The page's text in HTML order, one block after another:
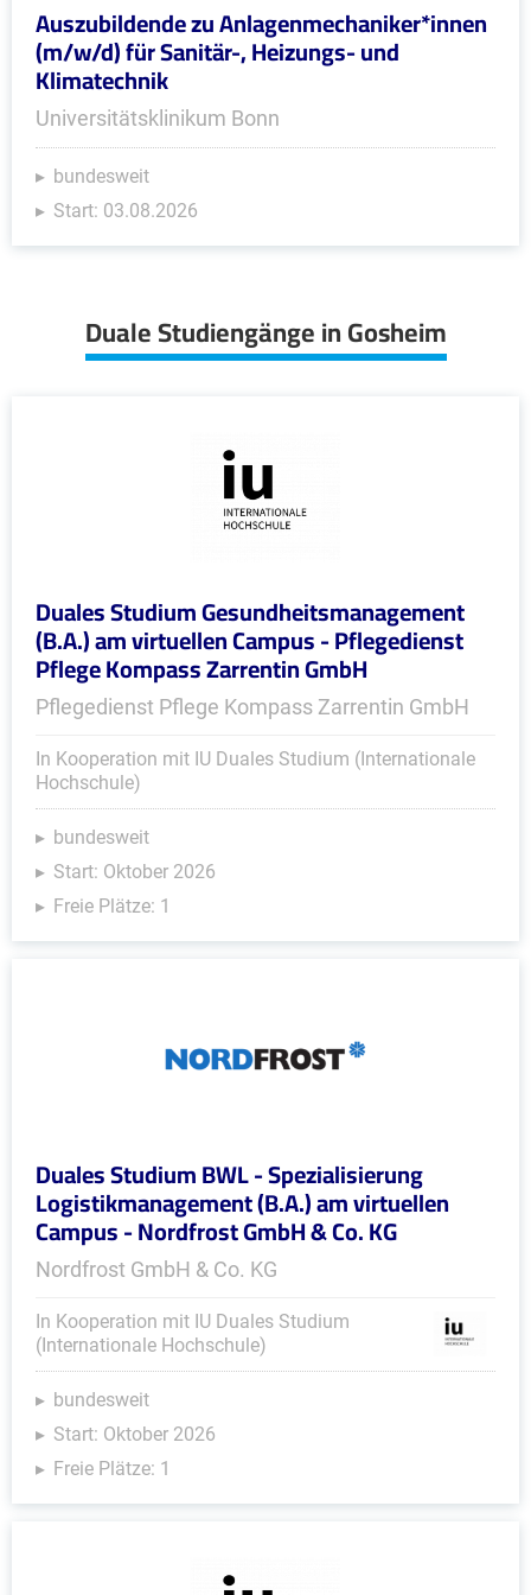
Auszubildende zu Anlagenmechaniker*innen
(m/w/d) für Sanitär-, Heizungs- und
Klimatechnik
Universitätsklinikum Bonn
bundesweit
Start: 03.08.2026
Duale Studiengänge in Gosheim
Duales Studium Gesundheitsmanagement
(B.A.) am virtuellen Campus - Pflegedienst
Pflege Kompass Zarrentin GmbH
Pflegedienst Pflege Kompass Zarrentin GmbH
In Kooperation mit IU Duales Studium (Internationale
Hochschule)
bundesweit
Start: Oktober 2026
Freie Plätze: 1
Duales Studium BWL - Spezialisierung
Logistikmanagement (B.A.) am virtuellen
Campus - Nordfrost GmbH & Co. KG
Nordfrost GmbH & Co. KG
In Kooperation mit IU Duales Studium
(Internationale Hochschule)
bundesweit
Start: Oktober 2026
Freie Plätze: 1